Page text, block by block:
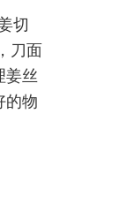
切
刀面
姜丝
的物